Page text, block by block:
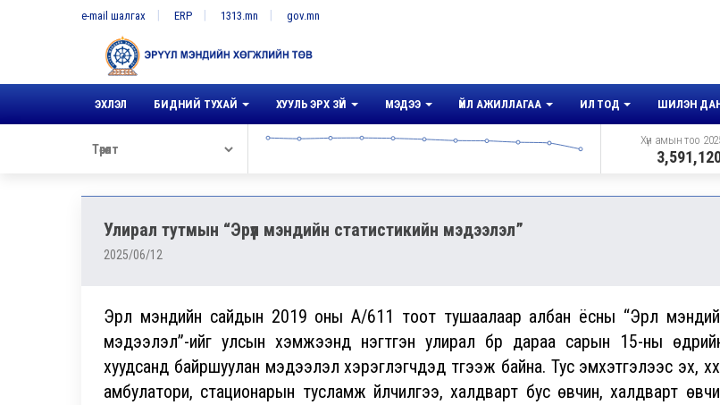
e-mail шалгах ERP 1313.mn gov.mn
ЭХЛЭЛ БИДНИЙ ТУХАЙ ХУУЛЬ ЭРХ ЗҮЙ МЭДЭЭ ҮЙЛ АЖИЛЛАГАА ИЛ ТОД ШИЛЭН
Хүн амын тоо
Улирал тутмын “Эрүүл мэндийн статистикийн мэдээлэл”
2025/06/12
Эрүүл мэндийн сайдын 2019 оны А/611 тоот тушаалаар албан ёсны “Эрүүл
мэдээлэл”-ийг улсын хэмжээнд нэгтгэн улирал бүр дараа сарын 15-ны
хуудсанд байршуулан мэдээлэл хэрэглэгчдэд түгээж байна. Тус эмхэтгэлээс эх,
амбулатори, стационарын тусламж үйлчилгээ, халдварт бус өвчин, халдварт